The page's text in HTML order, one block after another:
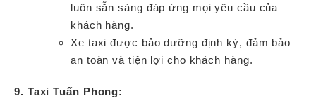
luôn sẵn sàng đáp ứng mọi yêu cầu của
khách hàng.
Xe taxi được bảo dưỡng định kỳ, đảm bảo
an toàn và tiện lợi cho khách hàng.
9. Taxi Tuấn Phong: